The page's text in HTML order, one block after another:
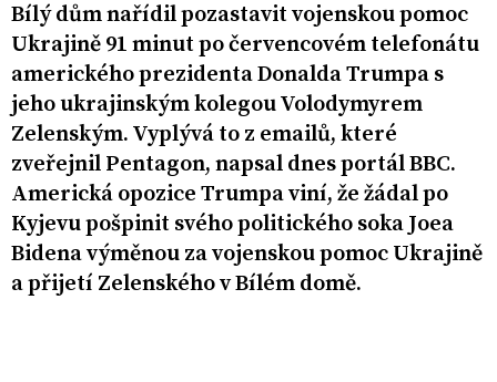
Bílý dům nařídil pozastavit vojenskou pomoc
Ukrajině 91 minut po červencovém telefonátu
amerického prezidenta Donalda Trumpa s
jeho ukrajinským kolegou Volodymyrem
Zelenským. Vyplývá to z emailů, které
zveřejnil Pentagon, napsal dnes portál BBC.
Americká opozice Trumpa viní, že žádal po
Kyjevu pošpinit svého politického soka Joea
Bidena výměnou za vojenskou pomoc Ukrajině
a přijetí Zelenského v Bílém domě.